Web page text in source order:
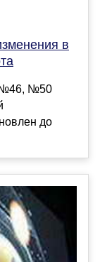
в
№46, №50
до